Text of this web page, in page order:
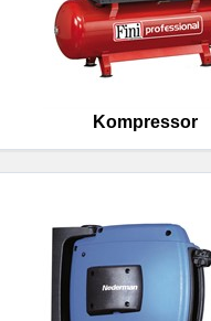
Kompressor